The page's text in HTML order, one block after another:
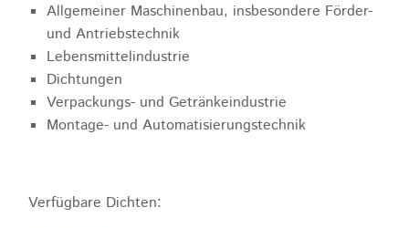
Allgemeiner Maschinenbau, insbesondere Förder-
und Antriebstechnik
Lebensmittelindustrie
Dichtungen
Verpackungs- und Getränkeindustrie
Montage- und Automatisierungstechnik
Verfügbare Dichten: